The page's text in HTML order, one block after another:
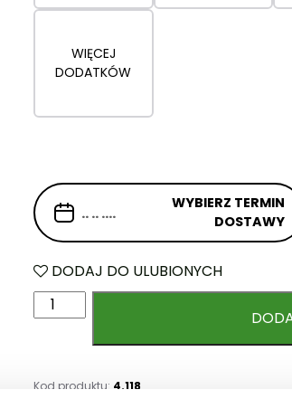
WIĘCEJ
DODATKÓW
WYBIERZ TERMIN
DOSTAWY
DODAJ DO ULUBIONYCH
l
ć
Kod produktu: 4.118